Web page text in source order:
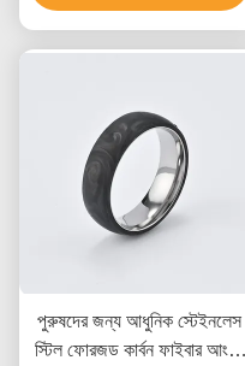
পুরুষদের জন্য আধুনিক স্টেইনলেস
স্টিল ফোরজড কার্বন ফাইবার আংটি,